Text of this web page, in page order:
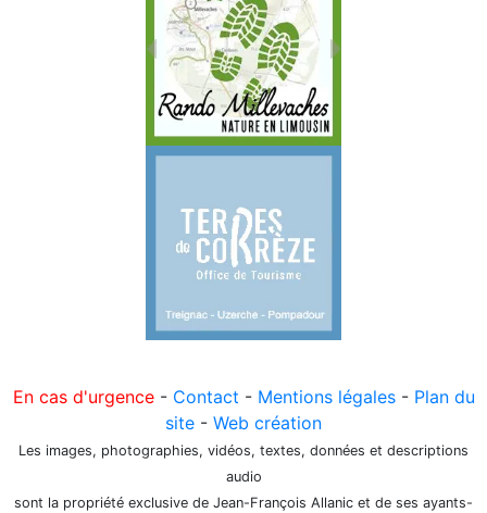
En cas d'urgence- Contact - Mentions légales- Plan du
site - Web création
Les images, photographies, vidéos, textes, données et descriptions
audio
sont la propriété exclusive de Jean-François Allanic et de ses ayants-